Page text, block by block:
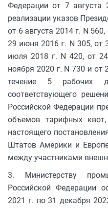
Федерации от 7
реализации указов
от 6 августа 2014 г. N
29 июня 2016 г. N 305, от
июля 2018 г. N 420, от
ноября 2020 г. N 730 и от
течение 5 рабочих
соответствующего
Российской Федерации
объемов тарифных
настоящего
Штатов Америки и
между участниками
3. Министерству
Российской Федерации
2021 г. по 31 декабря